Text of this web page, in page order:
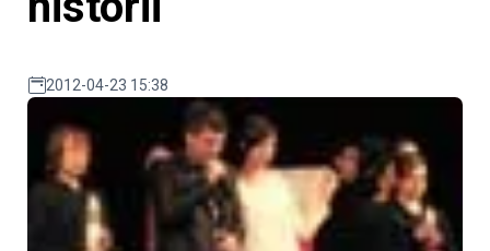
2012-04-23 15:38